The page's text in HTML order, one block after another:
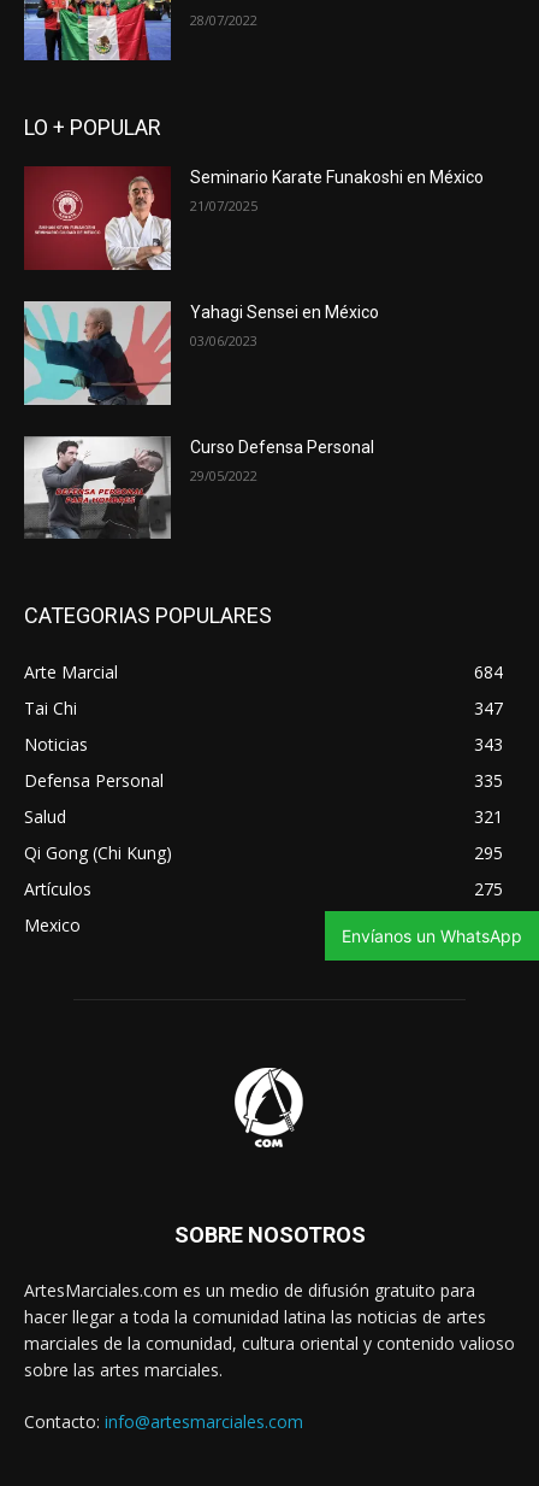
28/07/2022
LO + POPULAR
Seminario Karate Funakoshi en México
21/07/2025
Yahagi Sensei en México
03/06/2023
Curso Defensa Personal
29/05/2022
CATEGORIAS POPULARES
Arte Marcial
684
Tai Chi
347
Noticias
343
Defensa Personal
335
Salud
321
Qi Gong (Chi Kung)
295
Artículos
275
Mexico
270
SOBRE NOSOTROS
ArtesMarciales.com es un medio de difusión gratuito para
hacer llegar a toda la comunidad latina las noticias de artes
marciales de la comunidad, cultura oriental y contenido valioso
sobre las artes marciales.
Contacto: info@artesmarciales.com
Envíanos un WhatsApp